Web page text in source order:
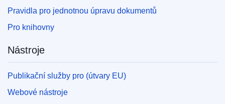
Pravidla pro jednotnou úpravu dokumentů
Pro knihovny
Nástroje
Publikační služby pro (útvary EU)
Webové nástroje